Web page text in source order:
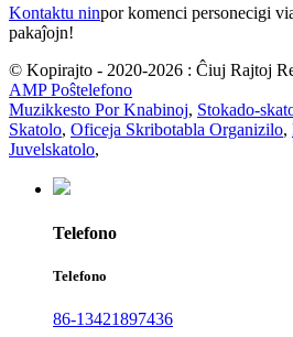
Kontaktu ninpor komenci personecigi
pakaĵojn!
© Kopirajto - 2020-2026 : Ĉiuj Rajtoj
AMP Poŝtelefono
Muzikkesto Por Knabinoj, Stokado-
Skatolo, Oficeja Skribotabla Organizilo,
Juvelskatolo,
Telefono
Telefono
86-13421897436